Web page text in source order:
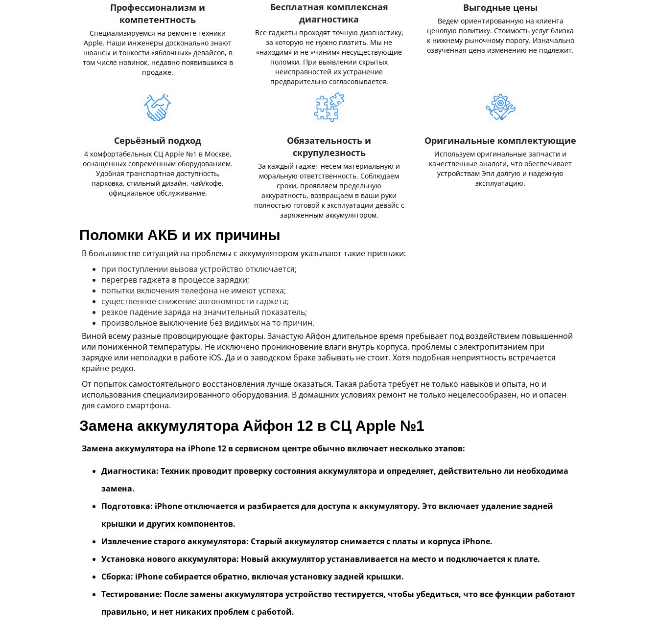
Профессионализм и
компетентность
Специализируемся на ремонте техники
Apple. Наши инженеры досконально знают
нюансы и тонкости «яблочных» девайсов, в
том числе новинок, недавно появившихся в
продаже.
Бесплатная комплексная
диагностика
Все гаджеты проходят точную диагностику,
за которую не нужно платить. Мы не
«находим» и не «чиним» несуществующие
поломки. При выявлении скрытых
неисправностей их устранение
предварительно согласовывается.
Выгодные цены
Ведем ориентированную на клиента
ценовую политику. Стоимость услуг близка
к нижнему рыночному порогу. Изначально
озвученная цена изменению не подлежит.
Серьёзный подход
4 комфортабельных СЦ Apple №1 в Москве,
оснащенных современным оборудованием.
Удобная транспортная доступность,
парковка, стильный дизайн, чай/кофе,
официальное обслуживание.
Обязательность и
скрупулезность
За каждый гаджет несем материальную и
моральную ответственность. Соблюдаем
сроки, проявляем предельную
аккуратность, возвращаем в ваши руки
полностью готовой к эксплуатации девайс с
заряженным аккумулятором.
Оригинальные комплектующие
Используем оригинальные запчасти и
качественные аналоги, что обеспечивает
устройствам Эпл долгую и надежную
эксплуатацию.
Поломки АКБ и их причины
В большинстве ситуаций на проблемы с аккумулятором указывают такие признаки:
при поступлении вызова устройство отключается;
перегрев гаджета в процессе зарядки;
попытки включения телефона не имеют успеха;
существенное снижение автономности гаджета;
резкое падение заряда на значительный показатель;
произвольное выключение без видимых на то причин.
Виной всему разные провоцирующие факторы. Зачастую Айфон длительное время пребывает под воздействием повышенной
или пониженной температуры. Не исключено проникновение влаги внутрь корпуса, проблемы с электропитанием при
зарядке или неполадки в работе iOS. Да и о заводском браке забывать не стоит. Хотя подобная неприятность встречается
крайне редко.
От попыток самостоятельного восстановления лучше оказаться. Такая работа требует не только навыков и опыта, но и
использования специализированного оборудования. В домашних условиях ремонт не только нецелесообразен, но и опасен
для самого смартфона.
Замена аккумулятора Айфон 12 в СЦ Apple №1
Замена аккумулятора на iPhone 12 в сервисном центре обычно включает несколько этапов:
Диагностика: Техник проводит проверку состояния аккумулятора и определяет, действительно ли необходима
замена.
Подготовка: iPhone отключается и разбирается для доступа к аккумулятору. Это включает удаление задней
крышки и других компонентов.
Извлечение старого аккумулятора: Старый аккумулятор снимается с платы и корпуса iPhone.
Установка нового аккумулятора: Новый аккумулятор устанавливается на место и подключается к плате.
Сборка: iPhone собирается обратно, включая установку задней крышки.
Тестирование: После замены аккумулятора устройство тестируется, чтобы убедиться, что все функции работают
правильно, и нет никаких проблем с работой.